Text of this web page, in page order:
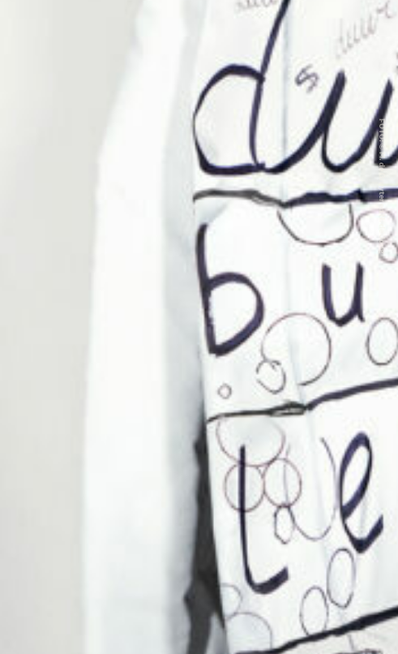
FOTO: © M. de Gruyter en N. de Jong